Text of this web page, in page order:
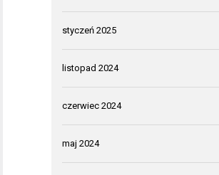
styczeń 2025
listopad 2024
czerwiec 2024
maj 2024